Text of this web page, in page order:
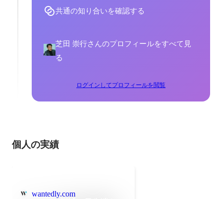
共通の知り合いを確認する
芝田 崇行さんのプロフィールをすべて見
る
ログインしてプロフィールを閲覧
個人の実績
wantedly.com